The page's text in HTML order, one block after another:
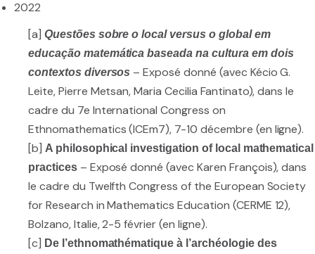
2022
[a] Questões sobre o local versus o global em
educação matemática baseada na cultura em dois
contextos diversos – Exposé donné (avec Kécio G.
Leite, Pierre Metsan, Maria Cecilia Fantinato), dans le
cadre du 7e International Congress on
Ethnomathematics (ICEm7), 7-10 décembre (en ligne).
[b] A philosophical investigation of local mathematical
practices– Exposé donné (avec Karen François), dans
le cadre du Twelfth Congress of the European Society
for Research in Mathematics Education (CERME 12),
Bolzano, Italie, 2-5 février (en ligne).
[c] De l’ethnomathématique à l’archéologie des